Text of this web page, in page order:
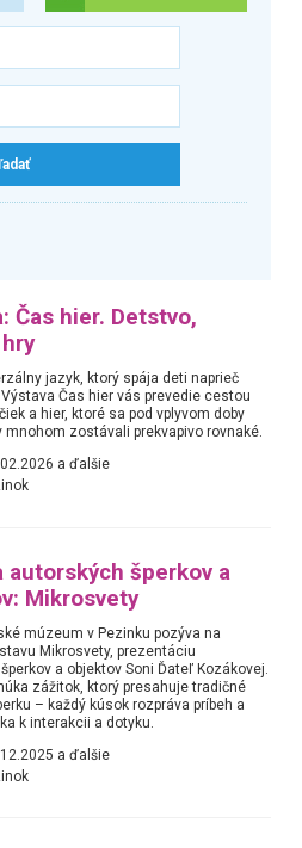
Čas hier. Detstvo,
jazyk, ktorý spája deti naprieč
Čas hier vás prevedie cestou
a hier, ktoré sa pod vplyvom doby
mnohom zostávali prekvapivo rovnaké.
a ďalšie
autorských šperkov a
Mikrosvety
múzeum v Pezinku pozýva na
Mikrosvety, prezentáciu
a objektov Soni Ďateľ Kozákovej.
zážitok, ktorý presahuje tradičné
– každý kúsok rozpráva príbeh a
k interakcii a dotyku.
a ďalšie